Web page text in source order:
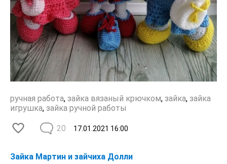
ручная работа, зайка вязаный крючком, зайка, зайка
игрушка, зайка ручной работы
17.01.2021 16:00
20
Зайка Мартин и зайчиха Долли